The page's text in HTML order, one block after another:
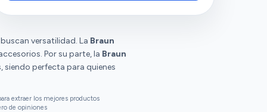
uniformes. Los clientes aprecian su
tienen opiniones diversas sobre el precio y la
durabilidad.
versatilidad. La Braun
Por su parte, la Braun
perfecta para quienes
extraer los mejores productos
de opiniones